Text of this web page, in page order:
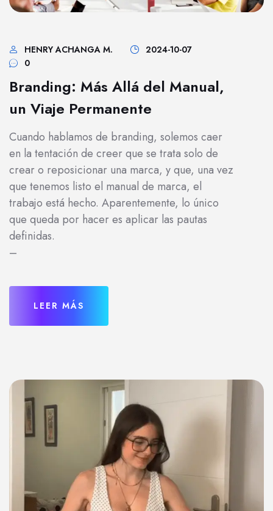
HENRY ACHANGA M.
2024-10-07
0
Branding: Más Allá del Manual,
un Viaje Permanente
Cuando hablamos de branding, solemos caer
en la tentación de creer que se trata solo de
crear o reposicionar una marca, y que, una vez
que tenemos listo el manual de marca, el
trabajo está hecho. Aparentemente, lo único
que queda por hacer es aplicar las pautas
definidas.
–
LEER MÁS